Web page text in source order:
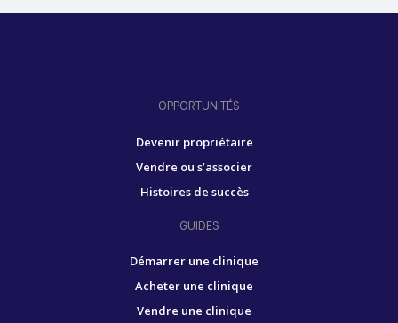
OPPORTUNITÉS
Devenir propriétaire
Vendre ou s’associer
Histoires de succès
GUIDES
Démarrer une clinique
Acheter une clinique
Vendre une clinique